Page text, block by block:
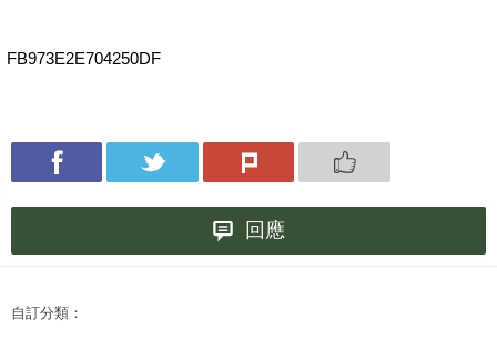
FB973E2E704250DF
回應
自訂分類：